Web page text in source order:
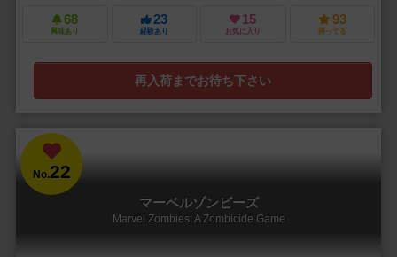
68
興味あり
23
経験あり
15
お気に入り
93
持ってる
再入荷までお待ち下さい
No.22
マーベルゾンビーズ
Marvel Zombies: A Zombicide Game